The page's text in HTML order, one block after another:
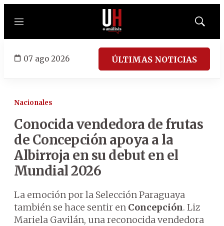
Menú
Mostrar
07 ago 2026 ÚLTIMAS NOTICIAS
Nacionales
Conocida vendedora de frutas
de Concepción apoya a la
Albirroja en su debut en el
Mundial 2026
La emoción por la Selección Paraguaya
también se hace sentir en Concepción. Liz
Mariela Gavilán, una reconocida vendedora